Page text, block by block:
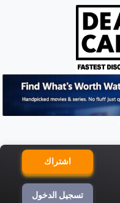
اشتراك
تسجيل الدخول